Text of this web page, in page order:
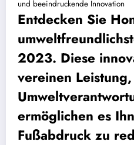
und beeindruckende Innovation
Entdecken Sie
2023. Diese
vereinen
ermöglichen es
Fußabdruck zu